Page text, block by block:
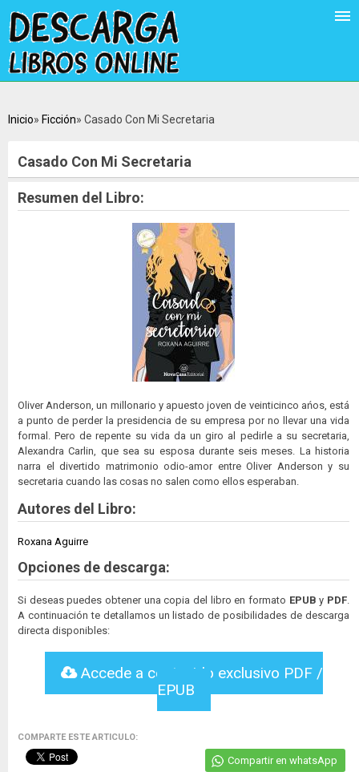
Inicio Ficción Casado Con Mi Secretaria
Casado Con Mi Secretaria
Resumen del Libro:
Oliver Anderson, un millonario y apuesto joven de veinticinco ańos, está
a punto de perder la presidencia de su empresa por no llevar una vida
formal. Pero de repente su vida da un giro al pedirle a su secretaria,
Alexandra Carlin, que sea su esposa durante seis meses. La historia
narra el divertido matrimonio odio-amor entre Oliver Anderson y su
secretaria cuando las cosas no salen como ellos esperaban.
Autores del Libro:
Roxana Aguirre
Opciones de descarga:
Si deseas puedes obtener una copia del libro en formato EPUB y PDF
A continuación te detallamos un listado de posibilidades de descarga
directa disponibles:
Accede a contenido exclusivo PDF /
EPUB
COMPARTE ESTE ARTICULO:
Compartir en whatsApp